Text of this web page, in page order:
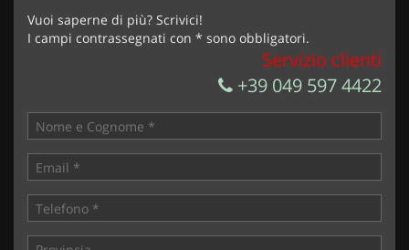
Invia la tua richiesta
Vuoi saperne di più? Scrivici!
I campi contrassegnati con * sono obbligatori.
Servizio clienti
+39 049 597 4422